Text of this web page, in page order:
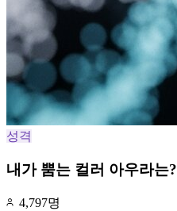
성격
내가 뿜는 컬러 아우라는?
4,797명